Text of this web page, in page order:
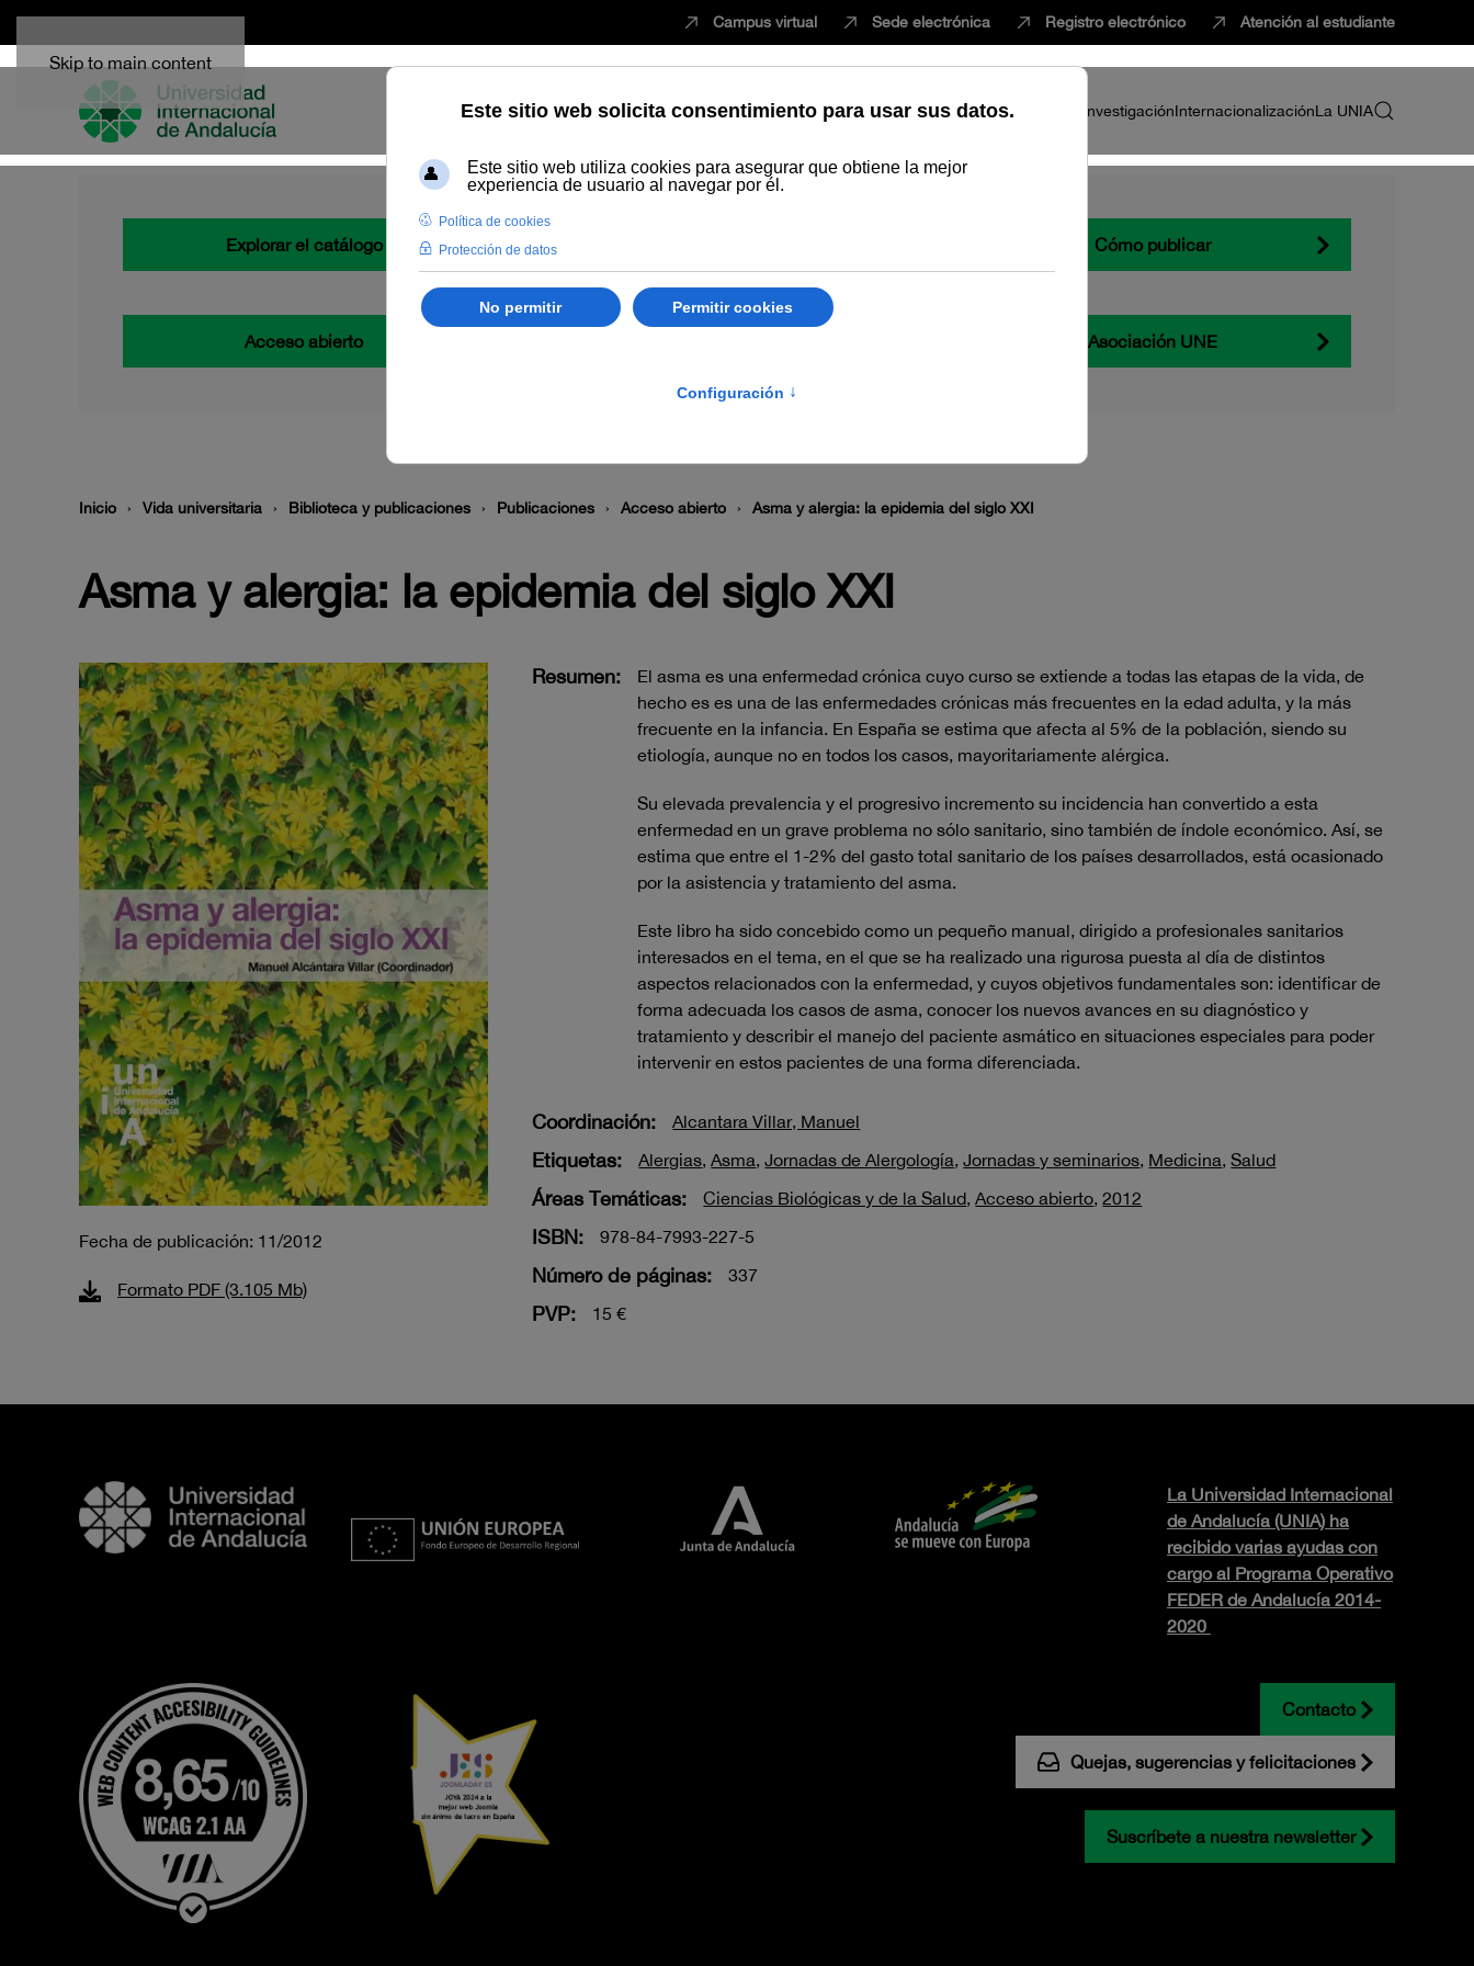
Skip to main content
Campus virtual Sede electrónica Registro electrónico Atención al estudiante
EstudiarInnovaciónVida universitariaProfesorado InvestigaciónInternacionalizaciónLa UNIA
Explorar el catálogo Cómo publicar
Acceso abierto Asociación UNE
Inicio Vida universitaria Biblioteca y publicaciones Publicaciones Acceso abierto Asma y alergia: la epidemia del siglo XXI
Asma y alergia: la epidemia del siglo XXI
Fecha de publicación: 11/2012
Formato PDF (3.105 Mb)
Resumen:
El asma es una enfermedad crónica cuyo curso se extiende a todas las etapas de la vida, de
hecho es es una de las enfermedades crónicas más frecuentes en la edad adulta, y la más
frecuente en la infancia. En España se estima que afecta al 5% de la población, siendo su
etiología, aunque no en todos los casos, mayoritariamente alérgica.
Su elevada prevalencia y el progresivo incremento su incidencia han convertido a esta
enfermedad en un grave problema no sólo sanitario, sino también de índole económico. Así, se
estima que entre el 1-2% del gasto total sanitario de los países desarrollados, está ocasionado
por la asistencia y tratamiento del asma.
Este libro ha sido concebido como un pequeño manual, dirigido a profesionales sanitarios
interesados en el tema, en el que se ha realizado una rigurosa puesta al día de distintos
aspectos relacionados con la enfermedad, y cuyos objetivos fundamentales son: identificar de
forma adecuada los casos de asma, conocer los nuevos avances en su diagnóstico y
tratamiento y describir el manejo del paciente asmático en situaciones especiales para poder
intervenir en estos pacientes de una forma diferenciada.
Coordinación: Alcantara Villar, Manuel
Etiquetas: Alergias,Asma,Jornadas de Alergología,Jornadas y seminarios, Medicina,Salud
Áreas Temáticas: Ciencias Biológicas y de la Salud,Acceso abierto,2012
ISBN: 978-84-7993-227-5
Número de páginas: 337
PVP: 15 €
La Universidad Internacional
de Andalucía (UNIA) ha
recibido varias ayudas con
cargo al Programa Operativo
FEDER de Andalucía 2014-
2020
Contacto
Quejas, sugerencias y felicitaciones
Suscríbete a nuestra newsletter